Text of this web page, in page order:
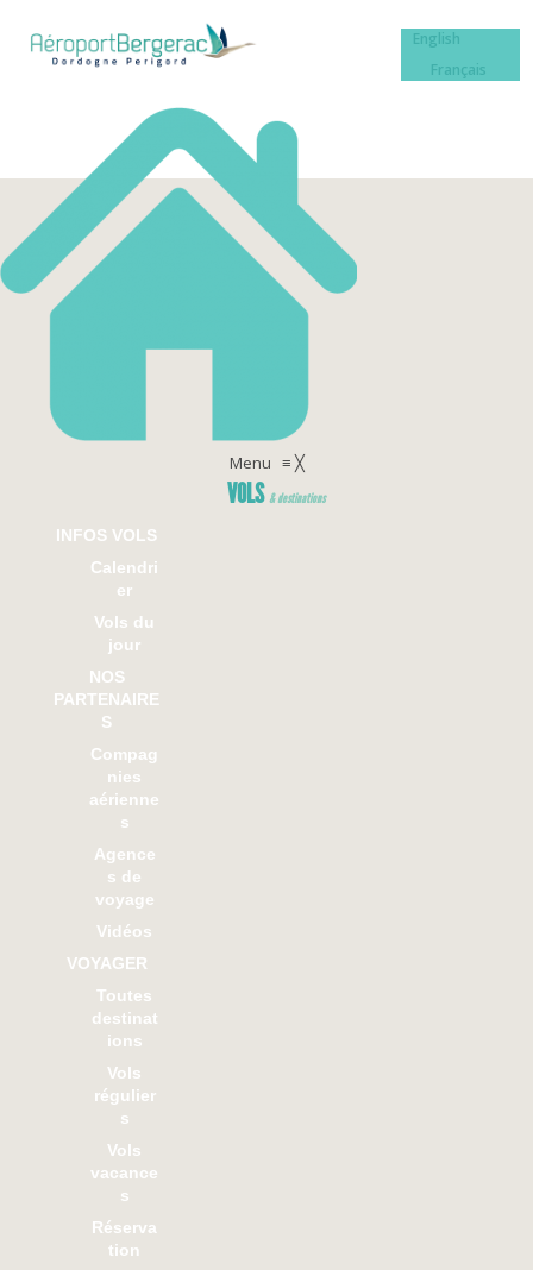
English
Français
Menu ≡╳
VOLS & destinations
INFOS VOLS
Calendri
er
Vols du
jour
NOS
PARTENAIRE
S
Compag
nies
aérienne
s
Agence
s de
voyage
Vidéos
VOYAGER
Toutes
destinat
ions
Vols
régulier
s
Vols
vacance
s
Réserva
tion